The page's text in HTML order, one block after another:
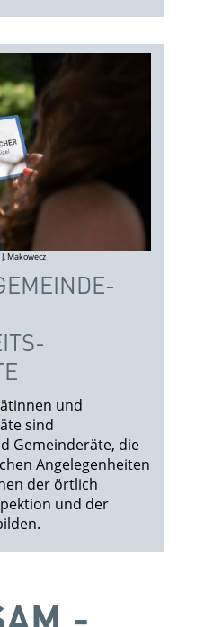
Makowecz
und
sind
Gemeinderäte, die
Angelegenheiten
der örtlich
und der